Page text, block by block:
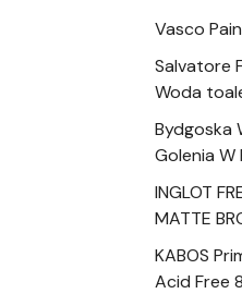
Vasco
Salvatore
Woda
Bydgoska
Golenia
INGLOT
MATTE
KABOS
Acid Free